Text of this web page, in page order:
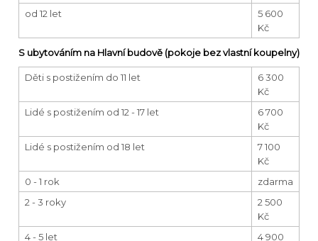
od 12 let
5 600
Kč
S ubytováním na Hlavní budově (pokoje bez vlastní koupelny)
Děti s postižením do 11 let
6 300
Kč
Lidé s postižením od 12 - 17 let
6 700
Kč
Lidé s postižením od 18 let
7 100
Kč
0 - 1 rok
zdarma
2 - 3 roky
2 500
Kč
4 - 5 let
4 900